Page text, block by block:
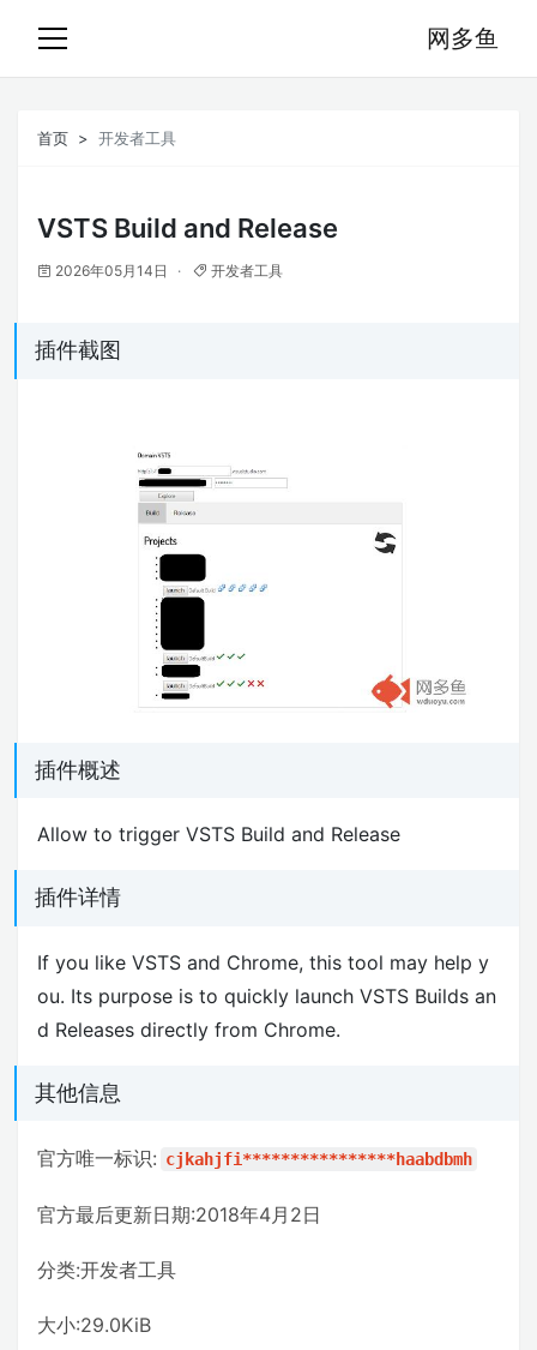
网多鱼
首页 开发者工具
VSTS Build and Release
2026年05月14日 开发者工具
插件截图
插件概述
Allow to trigger VSTS Build and Release
插件详情
If you like VSTS and Chrome, this tool may help y
ou. Its purpose is to quickly launch VSTS Builds an
d Releases directly from Chrome.
其他信息
官方唯一标识: cjkahjfi****************haabdbmh
官方最后更新日期:2018年4月2日
分类:开发者工具
大小:29.0KiB